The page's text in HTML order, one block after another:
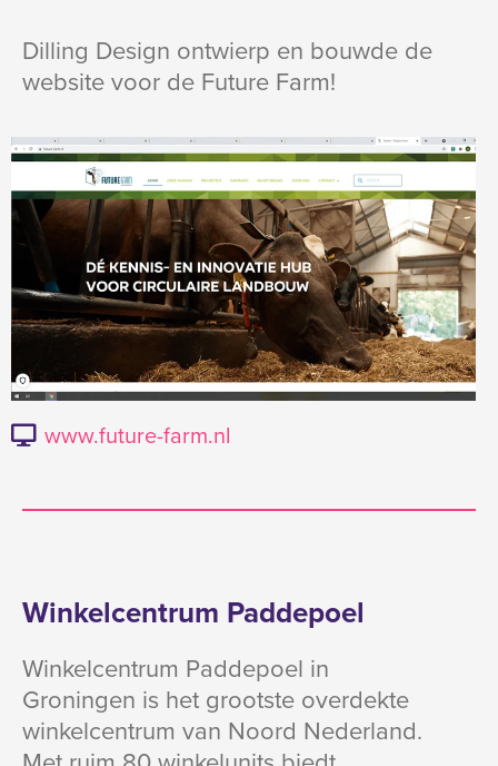
Dilling Design ontwierp en bouwde de
website voor de Future Farm!
www.future-farm.nl
Winkelcentrum Paddepoel
Winkelcentrum Paddepoel in
Groningen is het grootste overdekte
winkelcentrum van Noord Nederland.